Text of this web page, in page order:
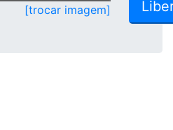
[trocar imagem]